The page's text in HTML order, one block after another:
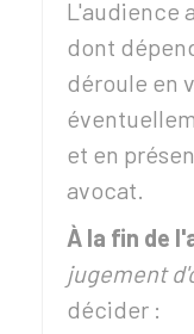
L'audience
dont
déroule en
et en
avocat.
À la fin de
jugement
décider :